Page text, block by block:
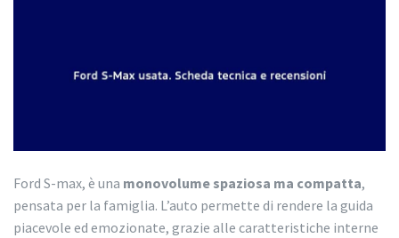
Ford S-max, è una monovolume spaziosa ma compatta,
pensata per la famiglia. L’auto permette di rendere la guida
piacevole ed emozionate, grazie alle caratteristiche interne